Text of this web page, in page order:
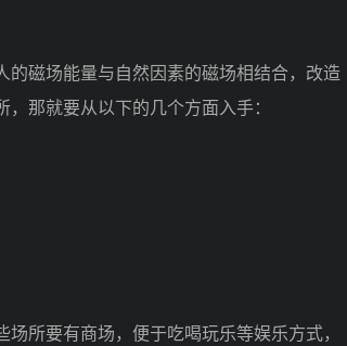
磁场能量与自然因素的磁场相结合，改造
那就要从以下的几个方面入手：
所要有商场，便于吃喝玩乐等娱乐方式，